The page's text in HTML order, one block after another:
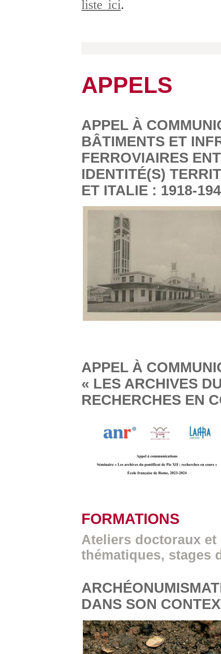
liste ici.
APPELS
APPEL À
BÂTIMENTS ET
FERROVIAIRES
IDENTITÉ(S)
ET ITALIE : 1918-
APPEL À
« LES ARCHIVES
RECHERCHES EN
FORMATIONS
Ateliers doctoraux et
thématiques, stages
DANS SON